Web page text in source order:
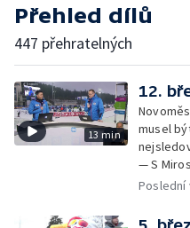
Přehled dílů
447 přehratelných
13 min
12.
musel
— S
Poslední